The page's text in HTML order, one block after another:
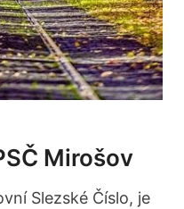
Mirošov
Slezské Číslo, je